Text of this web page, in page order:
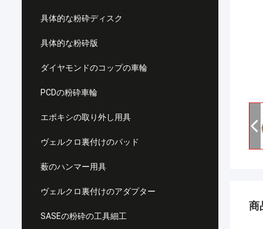
具体的な粉砕ディスク
具体的な粉砕版
ダイヤモンドのコップの車輪
PCDの粉砕車輪
エポキシの取り外し用具
ヴェルクロ裏付けのパッド
薮のハンマー用具
ヴェルクロ裏付けのアダプター
SASEの粉砕の工具細工
商